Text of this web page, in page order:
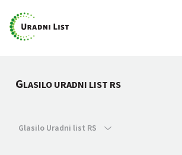
GLASILO URADNI LIST RS
Glasilo Uradni list RS